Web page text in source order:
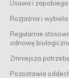
Usuwa i
Rozjaśnia i
Regularnie
odnowę
Zmniejsza
Pozostawia